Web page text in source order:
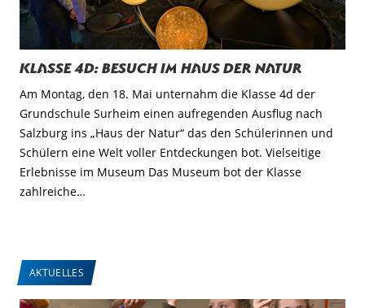
Klasse 4d: Besuch im Haus der Natur
Am Montag, den 18. Mai unternahm die Klasse 4d der
Grundschule Surheim einen aufregenden Ausflug nach
Salzburg ins „Haus der Natur“ das den Schülerinnen und
Schülern eine Welt voller Entdeckungen bot. Vielseitige
Erlebnisse im Museum Das Museum bot der Klasse
zahlreiche…
AKTUELLES